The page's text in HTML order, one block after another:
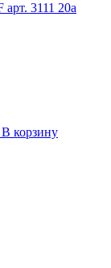
арт. 3111 20a
В корзину